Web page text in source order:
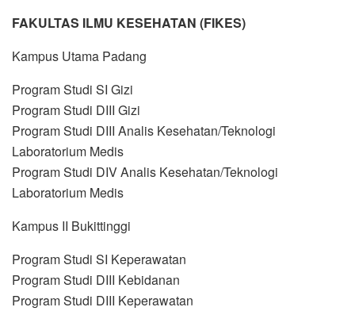
FAKULTAS ILMU KESEHATAN (FIKES)
Kampus Utama Padang
Program Studi SI Gizi
Program Studi DIII Gizi
Program Studi DIII Analis Kesehatan/Teknologi
Laboratorium Medis
Program Studi DIV Analis Kesehatan/Teknologi
Laboratorium Medis
Kampus II Bukittinggi
Program Studi SI Keperawatan
Program Studi DIII Kebidanan
Program Studi DIII Keperawatan